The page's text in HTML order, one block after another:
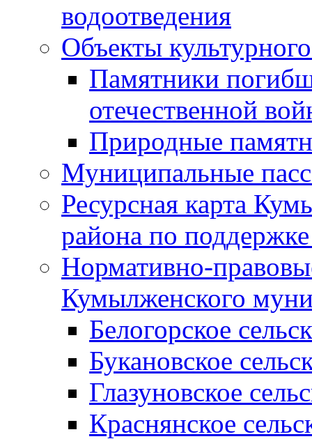
водоотведения
Объекты
Памятники
отечественной
Природные
Муниципальные
Ресурсная карта
района по
Нормативно-
Кумылженского
Белогорское
Букановское
Глазуновское
Краснянское